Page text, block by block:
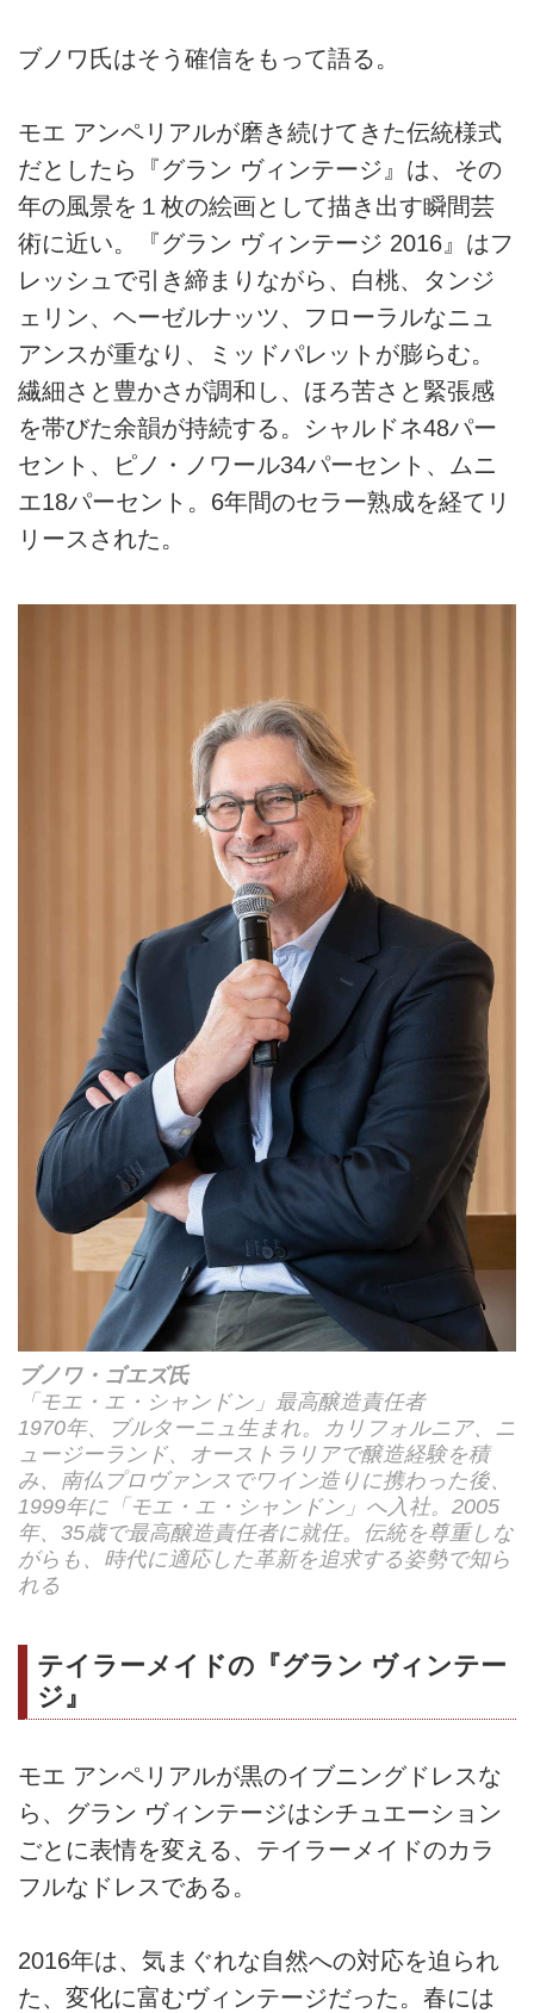
ブノワ氏はそう確信をもって語る。
モエ アンペリアルが磨き続けてきた伝統様式
だとしたら『グラン ヴィンテージ』は、その
年の風景を１枚の絵画として描き出す瞬間芸
術に近い。『グラン ヴィンテージ 2016』はフ
レッシュで引き締まりながら、白桃、タンジ
ェリン、ヘーゼルナッツ、フローラルなニュ
アンスが重なり、ミッドパレットが膨らむ。
繊細さと豊かさが調和し、ほろ苦さと緊張感
を帯びた余韻が持続する。シャルドネ48パー
セント、ピノ・ノワール34パーセント、ムニ
エ18パーセント。6年間のセラー熟成を経てリ
リースされた。
ブノワ・ゴエズ氏
「モエ・エ・シャンドン」最高醸造責任者
1970年、ブルターニュ生まれ。カリフォルニア、ニ
ュージーランド、オーストラリアで醸造経験を積
み、南仏プロヴァンスでワイン造りに携わった後、
1999年に「モエ・エ・シャンドン」へ入社。2005
年、35歳で最高醸造責任者に就任。伝統を尊重しな
がらも、時代に適応した革新を追求する姿勢で知ら
れる
テイラーメイドの『グラン ヴィンテー
ジ』
モエ アンペリアルが黒のイブニングドレスな
ら、グラン ヴィンテージはシチュエーション
ごとに表情を変える、テイラーメイドのカラ
フルなドレスである。
2016年は、気まぐれな自然への対応を迫られ
た、変化に富むヴィンテージだった。春には